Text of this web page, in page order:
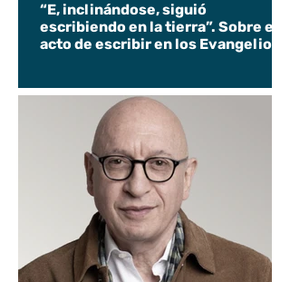
“E, inclinándose, siguió
escribiendo en la tierra”. Sobre el
acto de escribir en los Evangelios.